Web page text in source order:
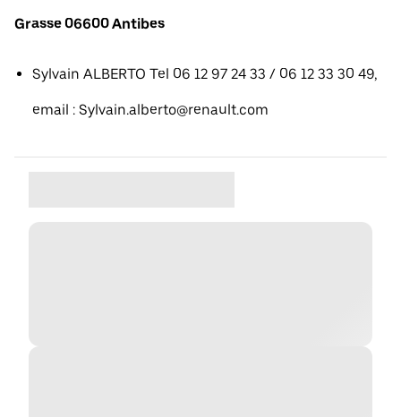
Grasse 06600 Antibes
Sylvain ALBERTO Tel 06 12 97 24 33 / 06 12 33 30 49,
email : Sylvain.alberto@renault.com